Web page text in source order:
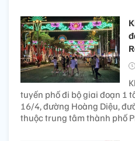
tuyến phố đi bộ giai đoạn 1
16/4, đường Hoàng Diệu,
thuộc trung tâm thành phố